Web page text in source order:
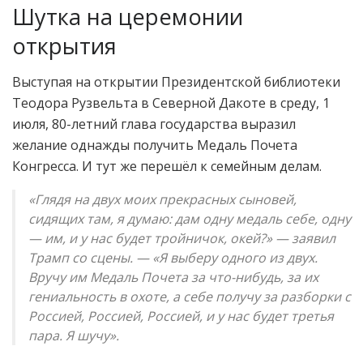
Шутка на церемонии
открытия
Выступая на открытии Президентской библиотеки
Теодора Рузвельта в Северной Дакоте в среду, 1
июля, 80-летний глава государства выразил
желание однажды получить Медаль Почета
Конгресса. И тут же перешёл к семейным делам.
«Глядя на двух моих прекрасных сыновей,
сидящих там, я думаю: дам одну медаль себе, одну
— им, и у нас будет тройничок, окей?» — заявил
Трамп со сцены. — «Я выберу одного из двух.
Вручу им Медаль Почета за что-нибудь, за их
гениальность в охоте, а себе получу за разборки с
Россией, Россией, Россией, и у нас будет третья
пара. Я шучу».